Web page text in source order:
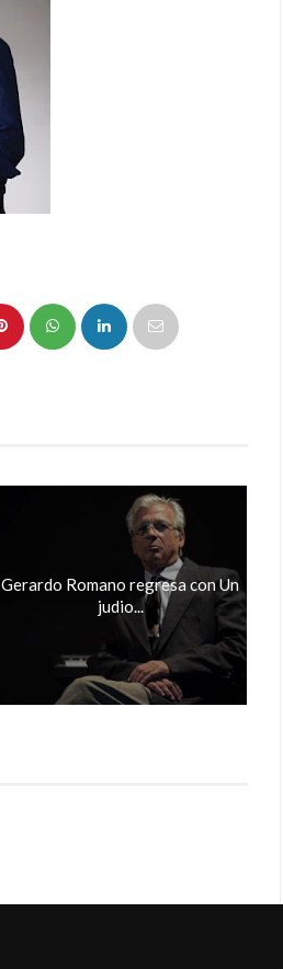
Gerardo Romano regresa con Un
judio...